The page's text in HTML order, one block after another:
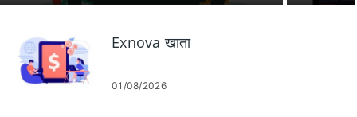
Exnova खाता
01/08/2026